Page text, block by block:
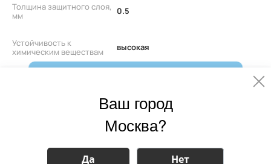
Толщина защитного слоя,
мм
0.5
Устойчивость к
химическим веществам
высокая
Эмиссия Формальдегида E0
Мы делаем очень крутой Telegram-
Ваш город
Москва?
Да Нет